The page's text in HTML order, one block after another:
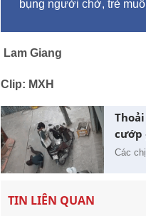
bụng người chở, trẻ
Lam Giang
Clip: MXH
cướp
Các
TIN LIÊN QUAN